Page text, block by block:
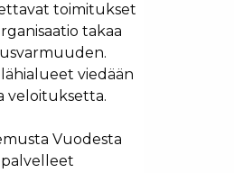
toimitukset
takaa
viedään
veloituksetta.
Vuodesta
palvelleet